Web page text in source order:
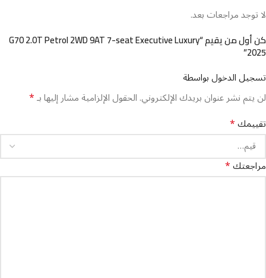
لا توجد مراجعات بعد.
كن أول من يقيم “G70 2.0T Petrol 2WD 9AT 7-seat Executive Luxury
2025”
تسجيل الدخول بواسطة
لن يتم نشر عنوان بريدك الإلكتروني.الحقول الإلزامية مشار إليها بـ*
تقييمك*
مراجعتك*